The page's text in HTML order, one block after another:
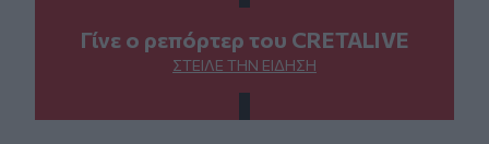
Γίνε ο ρεπόρτερ του CRETALIVE
ΣΤΕΊΛΕ ΤΗΝ ΕΊΔΗΣΗ